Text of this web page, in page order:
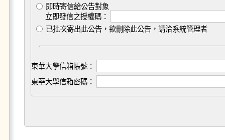
即時寄信給公告對象
立即發信之授權碼：
已批次寄出此公告，欲刪除此公告，請洽系統管理者
東華大學信箱帳號：
東華大學信箱密碼：